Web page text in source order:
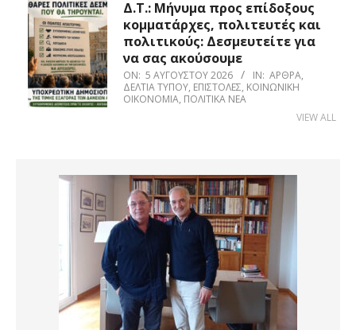
Δ.Τ.: Μήνυμα προς επίδοξους
κομματάρχες, πολιτευτές και
πολιτικούς: Δεσμευτείτε για
να σας ακούσουμε
ON: 5 ΑΥΓΟΎΣΤΟΥ 2026 IN: ΆΡΘΡΑ,
ΔΕΛΤΊΑ ΤΎΠΟΥ, ΕΠΙΣΤΟΛΈΣ, ΚΟΙΝΩΝΙΚΉ
ΟΙΚΟΝΟΜΊΑ, ΠΟΛΙΤΙΚΆ ΝΈΑ
VIEW ALL